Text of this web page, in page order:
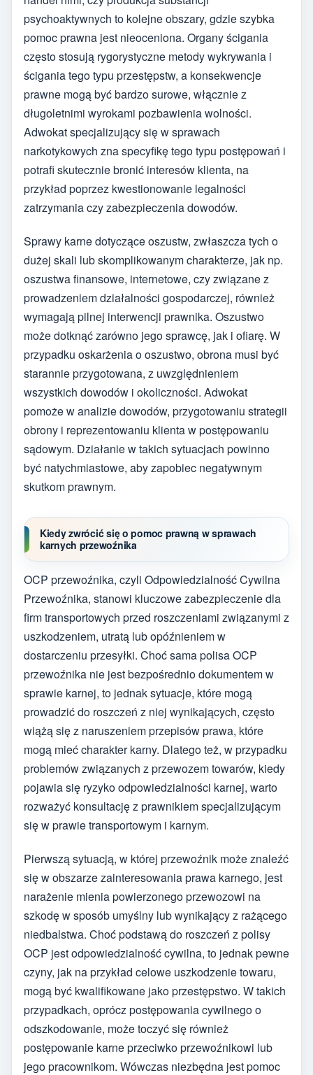
psychoaktywnych to kolejne obszary, gdzie szybka
pomoc prawna jest nieoceniona. Organy ścigania
często stosują rygorystyczne metody wykrywania i
ścigania tego typu przestępstw, a konsekwencje
prawne mogą być bardzo surowe, włącznie z
długoletnimi wyrokami pozbawienia wolności.
Adwokat specjalizujący się w sprawach
narkotykowych zna specyfikę tego typu postępowań i
potrafi skutecznie bronić interesów klienta, na
przykład poprzez kwestionowanie legalności
zatrzymania czy zabezpieczenia dowodów.
Sprawy karne dotyczące oszustw, zwłaszcza tych o
dużej skali lub skomplikowanym charakterze, jak np.
oszustwa finansowe, internetowe, czy związane z
prowadzeniem działalności gospodarczej, również
wymagają pilnej interwencji prawnika. Oszustwo
może dotknąć zarówno jego sprawcę, jak i ofiarę. W
przypadku oskarżenia o oszustwo, obrona musi być
starannie przygotowana, z uwzględnieniem
wszystkich dowodów i okoliczności. Adwokat
pomoże w analizie dowodów, przygotowaniu strategii
obrony i reprezentowaniu klienta w postępowaniu
sądowym. Działanie w takich sytuacjach powinno
być natychmiastowe, aby zapobiec negatywnym
skutkom prawnym.
Kiedy zwrócić się o pomoc prawną w sprawach
karnych przewoźnika
OCP przewoźnika, czyli Odpowiedzialność Cywilna
Przewoźnika, stanowi kluczowe zabezpieczenie dla
firm transportowych przed roszczeniami związanymi z
uszkodzeniem, utratą lub opóźnieniem w
dostarczeniu przesyłki. Choć sama polisa OCP
przewoźnika nie jest bezpośrednio dokumentem w
sprawie karnej, to jednak sytuacje, które mogą
prowadzić do roszczeń z niej wynikających, często
wiążą się z naruszeniem przepisów prawa, które
mogą mieć charakter karny. Dlatego też, w przypadku
problemów związanych z przewozem towarów, kiedy
pojawia się ryzyko odpowiedzialności karnej, warto
rozważyć konsultację z prawnikiem specjalizującym
się w prawie transportowym i karnym.
Pierwszą sytuacją, w której przewoźnik może znaleźć
się w obszarze zainteresowania prawa karnego, jest
narażenie mienia powierzonego przewozowi na
szkodę w sposób umyślny lub wynikający z rażącego
niedbalstwa. Choć podstawą do roszczeń z polisy
OCP jest odpowiedzialność cywilna, to jednak pewne
czyny, jak na przykład celowe uszkodzenie towaru,
mogą być kwalifikowane jako przestępstwo. W takich
przypadkach, oprócz postępowania cywilnego o
odszkodowanie, może toczyć się również
postępowanie karne przeciwko przewoźnikowi lub
jego pracownikom. Wówczas niezbędna jest pomoc